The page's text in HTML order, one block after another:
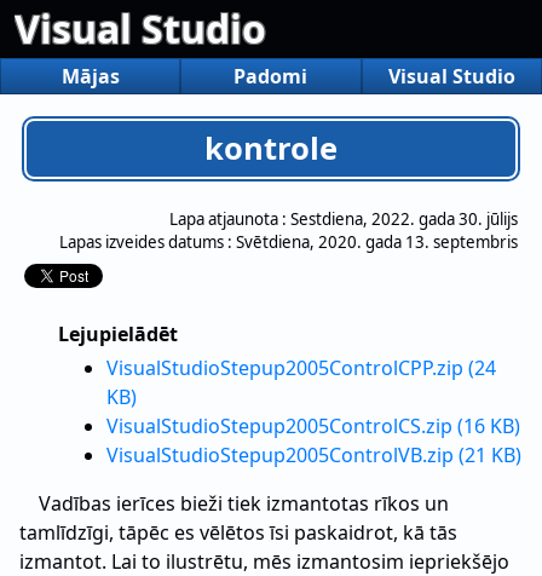
Visual Studio
Mājas Padomi Visual Studio
kontrole
Lapa atjaunota : Sestdiena, 2022. gada 30. jūlijs
Lapas izveides datums : Svētdiena, 2020. gada 13. septembris
Lejupielādēt
VisualStudioStepup2005ControlCPP.zip (24
KB)
VisualStudioStepup2005ControlCS.zip (16 KB)
VisualStudioStepup2005ControlVB.zip (21 KB)
Vadības ierīces bieži tiek izmantotas rīkos un
tamlīdzīgi, tāpēc es vēlētos īsi paskaidrot, kā tās
izmantot. Lai to ilustrētu, mēs izmantosim iepriekšējo